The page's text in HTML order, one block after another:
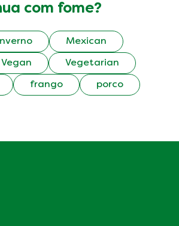
com fome?
Inverno Mexican
Vegan Vegetarian
frango porco